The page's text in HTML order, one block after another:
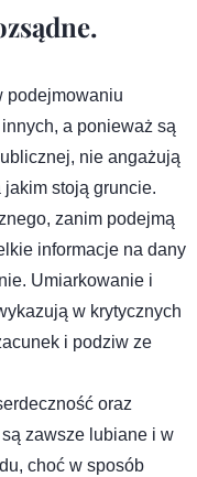
podejmowaniu
a ponieważ są
nie angażują
stoją gruncie.
zanim podejmą
informacje na dany
Umiarkowanie i
w krytycznych
i podziw ze
oraz
zawsze lubiane i w
choć w sposób